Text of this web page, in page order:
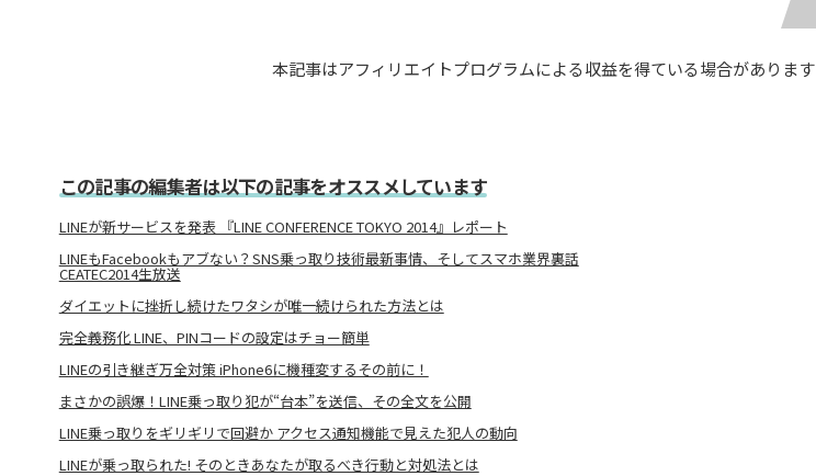
本記事はアフィリエイトプログラムによる収益を得ている場合があります
この記事の編集者は以下の記事をオススメしています
LINEが新サービスを発表 『LINE CONFERENCE TOKYO 2014』レポート
LINEもFacebookもアブない？SNS乗っ取り技術最新事情、そしてスマホ業界裏話
CEATEC2014生放送
ダイエットに挫折し続けたワタシが唯一続けられた方法とは
完全義務化 LINE、PINコードの設定はチョー簡単
LINEの引き継ぎ万全対策 iPhone6に機種変するその前に！
まさかの誤爆！LINE乗っ取り犯が“台本”を送信、その全文を公開
LINE乗っ取りをギリギリで回避か アクセス通知機能で見えた犯人の動向
LINEが乗っ取られた! そのときあなたが取るべき行動と対処法とは